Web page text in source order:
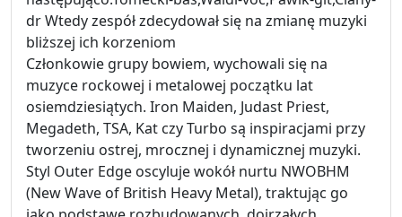
dr Wtedy zespół zdecydował się na zmianę muzyki
bliższej ich korzeniom
Członkowie grupy bowiem, wychowali się na
muzyce rockowej i metalowej początku lat
osiemdziesiątych. Iron Maiden, Judast Priest,
Megadeth, TSA, Kat czy Turbo są inspiracjami przy
tworzeniu ostrej, mrocznej i dynamicznej muzyki.
Styl Outer Edge oscyluje wokół nurtu NWOBHM
(New Wave of British Heavy Metal), traktując go